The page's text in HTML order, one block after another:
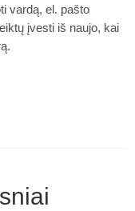
vardą, el. pašto
įvesti iš naujo, kai